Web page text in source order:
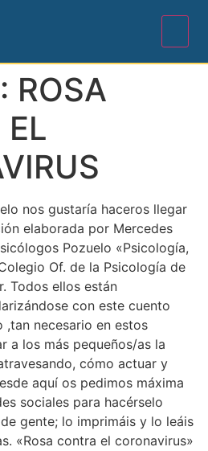
ROSA
nos gustaría haceros llegar
elaborada por Mercedes
Pozuelo «Psicología,
Of. de la Psicología de
Todos ellos están
con este cuento
necesario en estos
a los más pequeños/as la
cómo actuar y
aquí os pedimos máxima
sociales para hacérselo
gente; lo imprimáis y lo leáis
«Rosa contra el coronavirus»